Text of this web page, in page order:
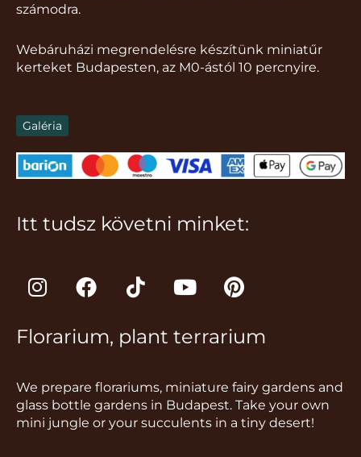
számodra.
Webáruházi megrendelésre készítünk miniatűr
kerteket Budapesten, az M0-ástól 10 percnyire.
Galéria
Itt tudsz követni minket:
I
n
t
g
r
a
F
a
e
o
o
k
T
i
t
k
Y
o
t
b
e
P
i
t
r
e
s
Florarium, plant terrarium
We prepare florariums, miniature fairy gardens and
glass bottle gardens in Budapest. Take your own
mini jungle or your succulents in a tiny desert!